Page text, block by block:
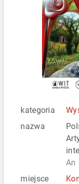
kategoria
nazwa
An
miejsce